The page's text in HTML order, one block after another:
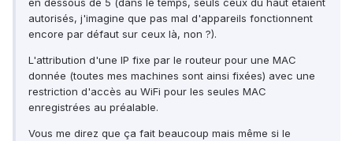
en dessous de 5 (dans le temps, seuls ceux du haut étaient
autorisés, j'imagine que pas mal d'appareils fonctionnent
encore par défaut sur ceux là, non ?).
L'attribution d'une IP fixe par le routeur pour une MAC
donnée (toutes mes machines sont ainsi fixées) avec une
restriction d'accès au WiFi pour les seules MAC
enregistrées au préalable.
Vous me direz que ça fait beaucoup mais même si le